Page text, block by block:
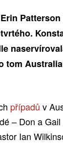
tom
případů v
– Don a
Ian